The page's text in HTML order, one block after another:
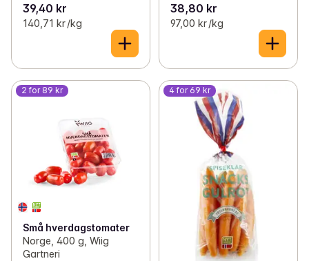
39,40 kr
140,71 kr /kg
38,80 kr
97,00 kr /kg
2 for 89 kr
Små hverdagstomater
Norge, 400 g, Wiig
Gartneri
4 for 69 kr